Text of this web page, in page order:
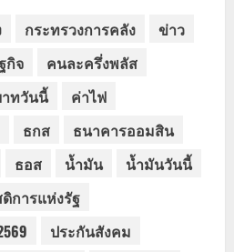
กระทรวงการคลัง
ข่าว
กิจ
คนละครึ่งพลัส
าทวันนี้
ค่าไฟ
ธกส
ธนาคารออมสิน
ธอส น้ำมัน
น้ำมันวันนี้
การแห่งรัฐ
ประกันสังคม